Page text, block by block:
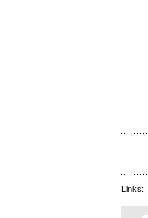
Links: